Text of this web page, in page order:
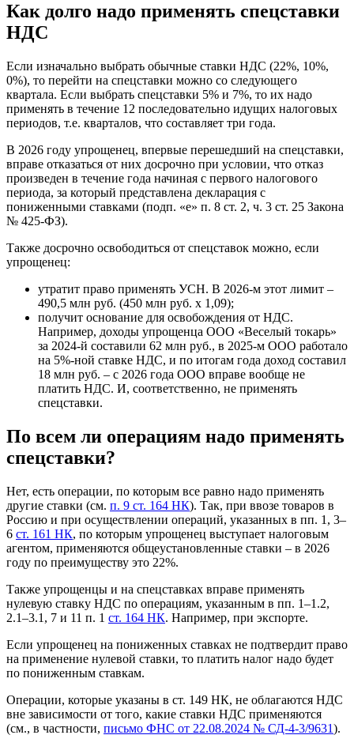
Как долго надо применять спецставки
НДС
Если изначально выбрать обычные ставки НДС (22%, 10%,
0%), то перейти на спецставки можно со следующего
квартала. Если выбрать спецставки 5% и 7%, то их надо
применять в течение 12 последовательно идущих налоговых
периодов, т.е. кварталов, что составляет три года.
В 2026 году упрощенец, впервые перешедший на спецставки,
вправе отказаться от них досрочно при условии, что отказ
произведен в течение года начиная с первого налогового
периода, за который представлена декларация с
пониженными ставками (подп. «е» п. 8 ст. 2, ч. 3 ст. 25 Закона
№ 425-ФЗ).
Также досрочно освободиться от спецставок можно, если
упрощенец:
утратит право применять УСН. В 2026-м этот лимит –
490,5 млн руб. (450 млн руб. х 1,09);
получит основание для освобождения от НДС.
Например, доходы упрощенца ООО «Веселый токарь»
за 2024-й составили 62 млн руб., в 2025-м ООО работало
на 5%-ной ставке НДС, и по итогам года доход составил
18 млн руб. – с 2026 года ООО вправе вообще не
платить НДС. И, соответственно, не применять
спецставки.
По всем ли операциям надо применять
спецставки?
Нет, есть операции, по которым все равно надо применять
другие ставки (см. п. 9 ст. 164 НК). Так, при ввозе товаров в
Россию и при осуществлении операций, указанных в пп. 1, 3–
6 ст. 161 НК, по которым упрощенец выступает налоговым
агентом, применяются общеустановленные ставки – в 2026
году по преимуществу это 22%.
Также упрощенцы и на спецставках вправе применять
нулевую ставку НДС по операциям, указанным в пп. 1–1.2,
2.1–3.1, 7 и 11 п. 1 ст. 164 НК. Например, при экспорте.
Если упрощенец на пониженных ставках не подтвердит право
на применение нулевой ставки, то платить налог надо будет
по пониженным ставкам.
Операции, которые указаны в ст. 149 НК, не облагаются НДС
вне зависимости от того, какие ставки НДС применяются
(см., в частности, письмо ФНС от 22.08.2024 № СД-4-3/9631).